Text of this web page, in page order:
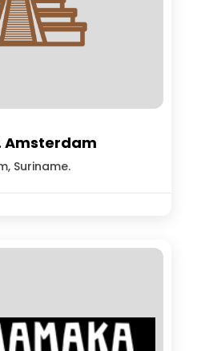
Amsterdam
Suriname.